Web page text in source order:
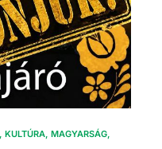
KULTÚRA MAGYARSÁG